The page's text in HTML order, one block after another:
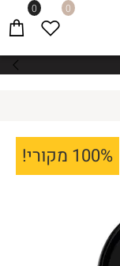
0 0
100% מקורי!